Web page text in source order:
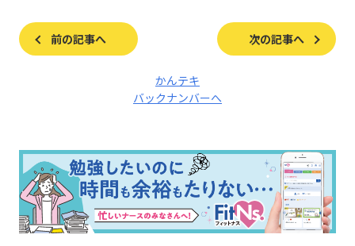
前の記事へ 次の記事へ
かんテキ
バックナンバーへ